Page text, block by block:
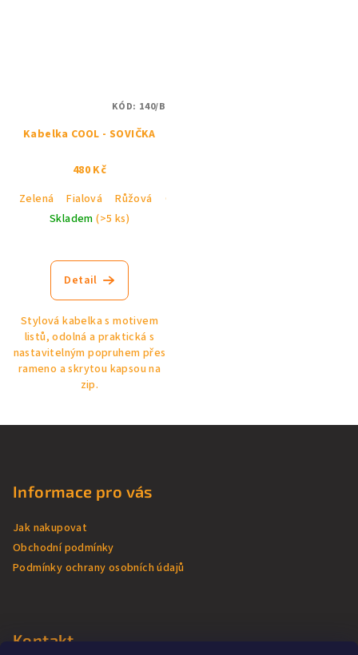
Kabelka COOL - SOVIČKA
480 Kč
Zelená
Fialová Růžová
Černá
Skladem(>5 ks)
hodnocení
produktu
z
5
hvězdiček.
Detail
Stylová kabelka s motivem
listů, odolná a praktická s
nastavitelným popruhem přes
rameno a skrytou kapsou na
zip.
KÓD: 140/B
Informace pro vás
Jak nakupovat
Obchodní podmínky
Podmínky ochrany osobních údajů
Kontakt